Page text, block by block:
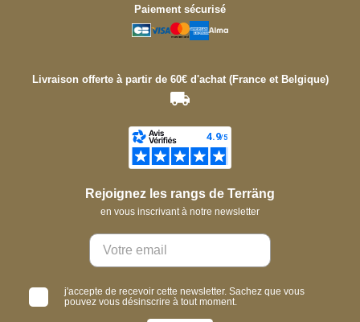
Paiement sécurisé
Livraison offerte à partir de 60€ d'achat (France et Belgique)
Rejoignez les rangs de Terräng
en vous inscrivant à notre newsletter
j'accepte de recevoir cette newsletter. Sachez que vous
pouvez vous désinscrire à tout moment.